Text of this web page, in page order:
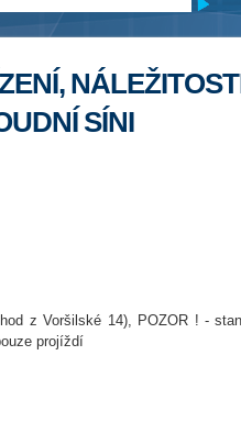
SÍNI
z Voršilské 14), POZOR ! -
projíždí